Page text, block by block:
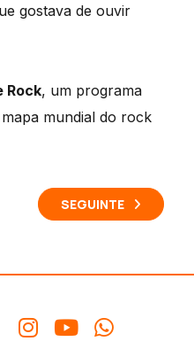
gostava de ouvir
Rock, um programa
mundial do rock
SEGUINTE